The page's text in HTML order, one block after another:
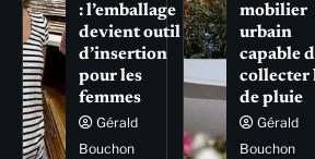
: l’emballage
devient outil
d’insertion
pour les
femmes
Gérald
Bouchon
mobilier
urbain
capable
collecter
de pluie
Gérald
Bouchon